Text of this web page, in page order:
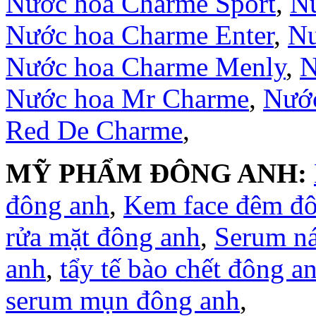
Nước hoa Charme Enter,
Nước hoa Charme Menly,
Nước hoa Mr Charme,
Red De Charme,
MỸ PHẨM ĐÔNG ANH:
đông anh, Kem face đêm
rửa mặt đông anh, Serum
anh, tẩy tế bào chết đông
serum mụn đông anh,